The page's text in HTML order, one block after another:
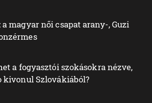
a magyar női csapat arany-, Guzi
a fogyasztói szokásokra nézve,
kivonul Szlovákiából?